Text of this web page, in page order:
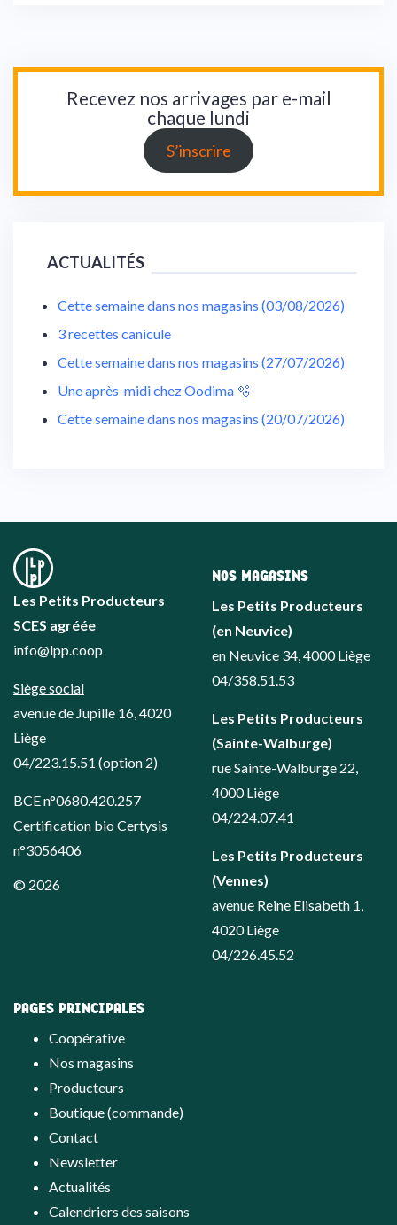
Recevez nos arrivages par e-mail
chaque lundi
S’inscrire
ACTUALITÉS
Cette semaine dans nos magasins (03/08/2026)
3 recettes canicule
Cette semaine dans nos magasins (27/07/2026)
Une après-midi chez Oodima 🫧
Cette semaine dans nos magasins (20/07/2026)
Les Petits Producteurs
SCES agréée
info@lpp.coop
Siège social
avenue de Jupille 16, 4020
Liège
04/223.15.51 (option 2)
BCE n°0680.420.257
Certification bio Certysis
n°3056406
© 2026
NOS MAGASINS
Les Petits Producteurs
(en Neuvice)
en Neuvice 34, 4000 Liège
04/358.51.53
Les Petits Producteurs
(Sainte-Walburge)
rue Sainte-Walburge 22,
4000 Liège
04/224.07.41
Les Petits Producteurs
(Vennes)
avenue Reine Elisabeth 1,
4020 Liège
04/226.45.52
PAGES PRINCIPALES
Coopérative
Nos magasins
Producteurs
Boutique (commande)
Contact
Newsletter
Actualités
Calendriers des saisons